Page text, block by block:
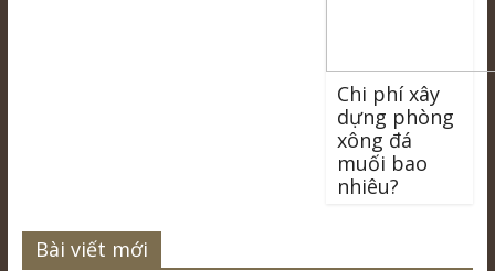
Chi phí xây
dựng phòng
xông đá
muối bao
nhiêu?
Bài viết mới